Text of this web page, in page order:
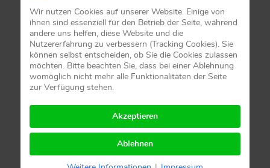
erhöhtes Recycling des Vinyls - seit 2005
steigen die Zahlen stetig an
ein gesünderer Herstellungsprozess mit
weniger Ausdünstungen
stetige Prüfung und Verbesserung der
Zusatzstoffe
brancheninterne Weiterbildungskurse zur
Vinylböden sind also nicht umsonst wegen ihrer
Wir nutzen Cookies auf unserer Website. Einige von
ihnen sind essenziell für den Betrieb der Seite, während
andere uns helfen, diese Website und die
Nutzererfahrung zu verbessern (Tracking Cookies). Sie
können selbst entscheiden, ob Sie die Cookies zulassen
möchten. Bitte beachten Sie, dass bei einer Ablehnung
womöglich nicht mehr alle Funktionalitäten der Seite
zur Verfügung stehen.
Akzeptieren
Ablehnen